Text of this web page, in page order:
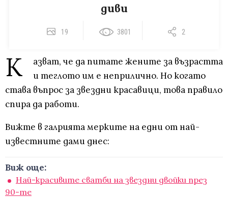
диви
19 3801 2
К
азват, че да питате жените за възрастта
и теглото им е неприлично. Но когато
става въпрос за звездни красавици, това правило
спира да работи.
Вижте в галрията мерките на едни от най-
известните дами днес:
Виж още:
Най-красивите сватби на звездни двойки през
90-те